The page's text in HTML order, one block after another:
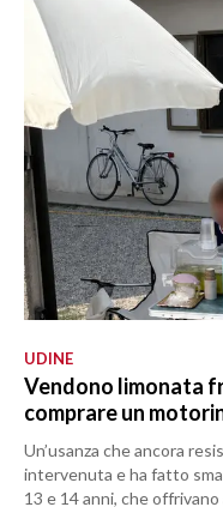
UDINE
Vendono limonata
comprare un
Un’usanza che ancora
intervenuta e ha fatto
13 e 14 anni, che